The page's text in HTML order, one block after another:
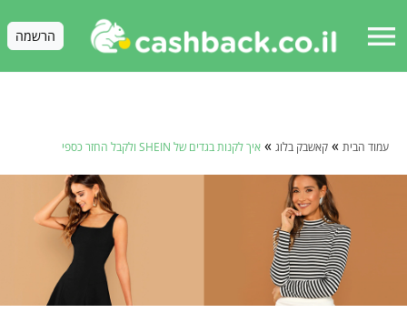
menu הרשמה
עמוד הבית » קאשבק בלוג » איך לקנות בגדים של SHEIN ולקבל החזר כספי